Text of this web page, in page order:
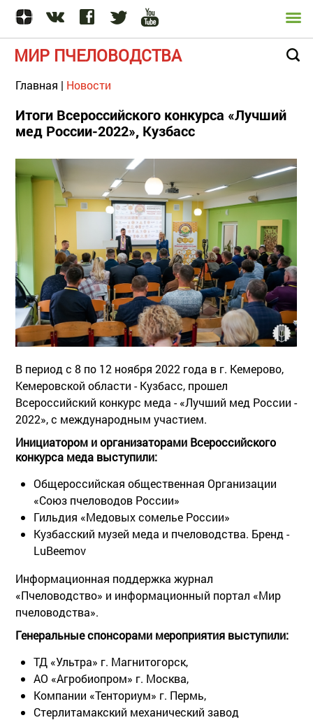
МИР ПЧЕЛОВОДСТВА
Главная | Новости
Итоги Всероссийского конкурса «Лучший
мед России-2022», Кузбасс
В период с 8 по 12 ноября 2022 года в г. Кемерово,
Кемеровской области - Кузбасс, прошел
Всероссийский конкурс меда - «Лучший мед России -
2022», с международным участием.
Инициатором и организаторами Всероссийского
конкурса меда выступили:
Общероссийская общественная Организации
«Союз пчеловодов России»
Гильдия «Медовых сомелье России»
Кузбасский музей меда и пчеловодства. Бренд -
LuBeemov
Информационная поддержка журнал
«Пчеловодство» и информационный портал «Мир
пчеловодства».
Генеральные спонсорами мероприятия выступили:
ТД «Ультра» г. Магнитогорск,
АО «Агробиопром» г. Москва,
Компании «Тенториум» г. Пермь,
Стерлитамакский механический завод